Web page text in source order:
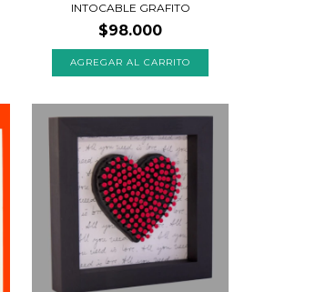
INTOCABLE GRAFITO
$98.000
AGREGAR AL CARRITO